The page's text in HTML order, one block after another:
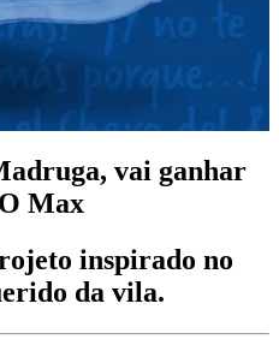
vai ganhar
Max
inspirado no
da vila.